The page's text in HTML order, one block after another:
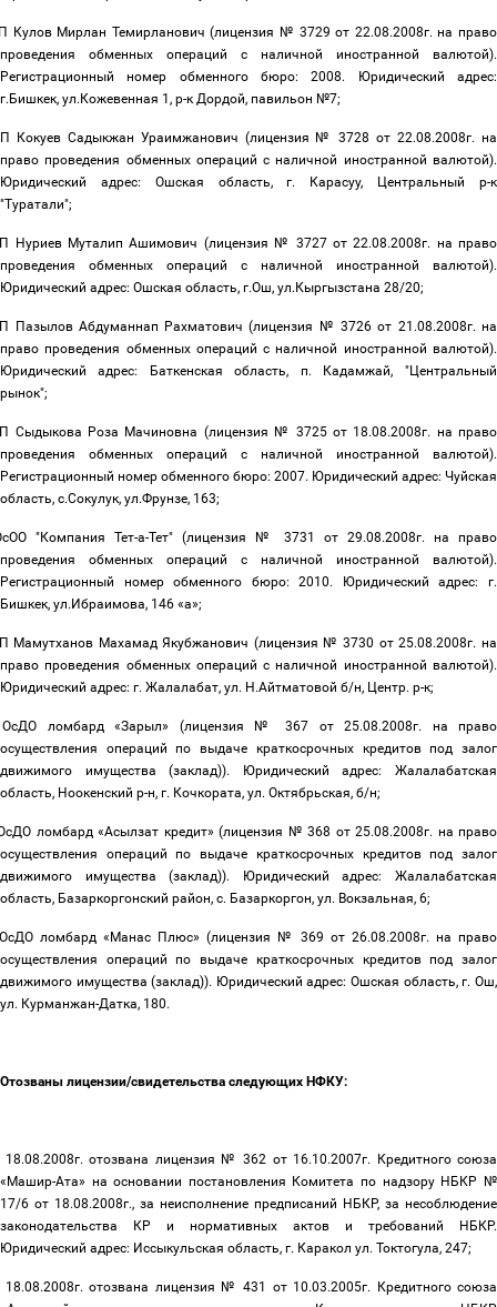
Кулов Мирлан Темирланович (лицензия № 3729 от 22.08.2008г. на право
проведения обменных операций с наличной иностранной валютой).
Регистрационный номер обменного бюро: 2008. Юридический адрес:
г.Бишкек, ул.Кожевенная 1, р-к Дордой, павильон №7;
Кокуев Садыкжан Ураимжанович (лицензия № 3728 от 22.08.2008г. на
право проведения обменных операций с наличной иностранной валютой).
Юридический адрес: Ошская область, г. Карасуу, Центральный р-к
"Туратали";
Нуриев Муталип Ашимович (лицензия № 3727 от 22.08.2008г. на право
проведения обменных операций с наличной иностранной валютой).
Юридический адрес: Ошская область, г.Ош, ул.Кыргызстана 28/20;
Пазылов Абдуманнап Рахматович (лицензия № 3726 от 21.08.2008г. на
право проведения обменных операций с наличной иностранной валютой).
Юридический адрес: Баткенская область, п. Кадамжай, "Центральный
рынок";
Сыдыкова Роза Мачиновна (лицензия № 3725 от 18.08.2008г. на право
проведения обменных операций с наличной иностранной валютой).
Регистрационный номер обменного бюро: 2007. Юридический адрес: Чуйская
область, с.Сокулук, ул.Фрунзе, 163;
"Компания Тет-а-Тет" (лицензия № 3731 от 29.08.2008г. на право
проведения обменных операций с наличной иностранной валютой).
Регистрационный номер обменного бюро: 2010. Юридический адрес: г.
Бишкек, ул.Ибраимова, 146 «а»;
Мамутханов Махамад Якубжанович (лицензия № 3730 от 25.08.2008г. на
право проведения обменных операций с наличной иностранной валютой).
Юридический адрес: г. Жалалабат, ул. Н.Айтматовой б/н, Центр. р-к;
ОсДО ломбард «Зарыл» (лицензия № 367 от 25.08.2008г. на право
осуществления операций по выдаче краткосрочных кредитов под залог
движимого имущества (заклад)). Юридический адрес: Жалалабатская
область, Ноокенский р-н, г. Кочкората, ул. Октябрьская, б/н;
ломбард «Асылзат кредит» (лицензия № 368 от 25.08.2008г. на право
осуществления операций по выдаче краткосрочных кредитов под залог
движимого имущества (заклад)). Юридический адрес: Жалалабатская
область, Базаркоргонский район, с. Базаркоргон, ул. Вокзальная, 6;
ОсДО ломбард «Манас Плюс» (лицензия № 369 от 26.08.2008г. на право
осуществления операций по выдаче краткосрочных кредитов под залог
движимого имущества (заклад)). Юридический адрес: Ошская область, г. Ош,
ул. Курманжан-Датка, 180.
Отозваны лицензии/свидетельства следующих НФКУ:
18.08.2008г. отозвана лицензия № 362 от 16.10.2007г. Кредитного союза
«Машир-Ата» на основании постановления Комитета по надзору НБКР №
17/6 от 18.08.2008г., за неисполнение предписаний НБКР, за несоблюдение
законодательства КР и нормативных актов и требований НБКР.
Юридический адрес: Иссыкульская область, г. Каракол ул. Токтогула, 247;
18.08.2008г. отозвана лицензия № 431 от 10.03.2005г. Кредитного союза